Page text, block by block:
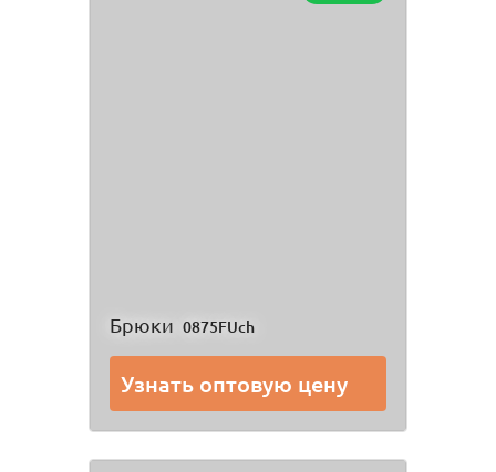
Брюки 0875FUch
Узнать оптовую цену